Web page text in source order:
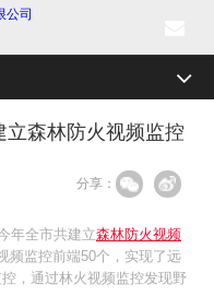
森林防火视频监控
分享：
年全市共建立森林防火视频
频监控前端50个，实现了远
，通过林火视频监控发现野